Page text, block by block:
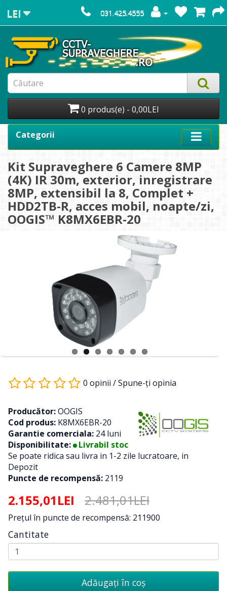
LEI 031.425.4555
0 produs(e) - 0,00LEI
Categorii
Kit Supraveghere 6 Camere 8MP
(4K) IR 30m, exterior, inregistrare
8MP, extensibil la 8, Complet +
HDD2TB-R, acces mobil, noapte/zi,
OOGIS™ K8MX6EBR-20
0 opinii /Spune-ţi opinia
Producător:OOGIS
Cod produs: K8MX6EBR-20
Garantie comerciala: 24 luni
Disponibilitate:
Livrabil stoc
Se poate ridica sau livra in 1-2 zile lucratoare, in
Depozit
Puncte de recompensă: 2119
2.155,01LEI 2.481,01LEI
Preţul în puncte de recompensă: 211900
Cantitate
Adăugați în coş